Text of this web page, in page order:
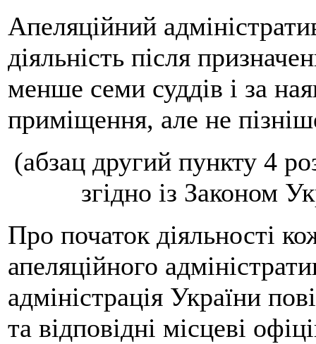
Апеляційний
діяльність після
менше семи суддів і за
приміщення, але не
(абзац другий пункту 4
згідно із Законом
Про початок діяльності
апеляційного
адміністрація України
та відповідні місцеві